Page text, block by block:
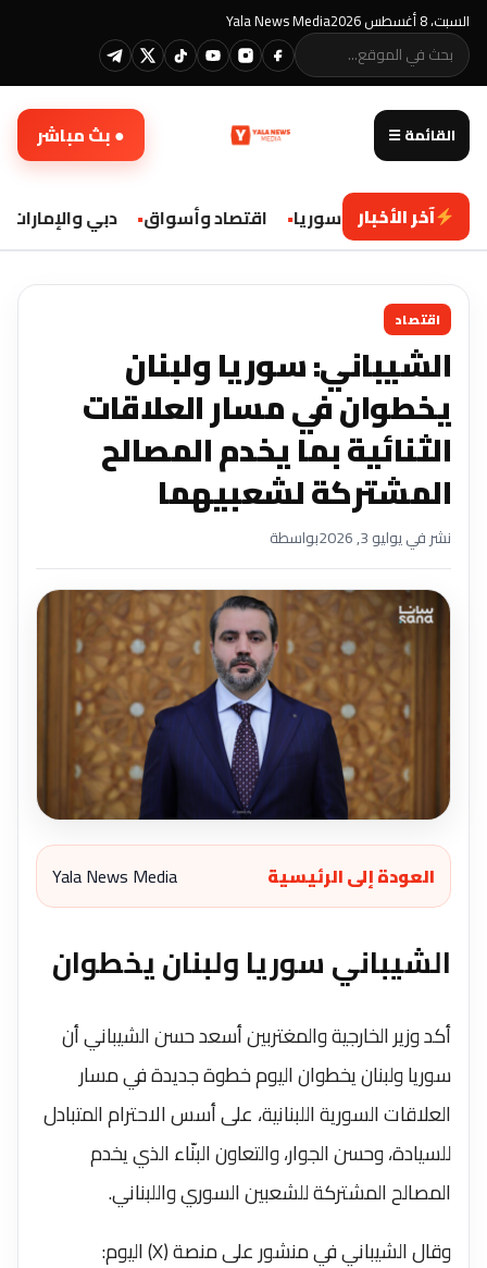
السبت، 8 أغسطس 2026 Yala News Media
القائمة ☰ ● بث مباشر
آخر الأخبار
محليات سوريا اقتصاد وأسواق دبي والإمارات
اقتصاد
الشيباني: سوريا ولبنان
يخطوان في مسار العلاقات
الثنائية بما يخدم المصالح
المشتركة لشعبيهما
نشر في يوليو 3, 2026 بواسطة
العودة إلى الرئيسية Yala News Media
الشيباني سوريا ولبنان يخطوان
أكد وزير الخارجية والمغتربين أسعد حسن الشيباني أن
سوريا ولبنان يخطوان اليوم خطوة جديدة في مسار
العلاقات السورية اللبنانية، على أسس الاحترام المتبادل
للسيادة، وحسن الجوار، والتعاون البنّاء الذي يخدم
المصالح المشتركة للشعبين السوري واللبناني.
وقال الشيباني في منشور على منصة (X) اليوم: